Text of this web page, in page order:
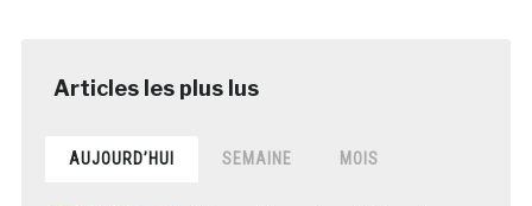
AUJOURD’HUI SEMAINE MOIS